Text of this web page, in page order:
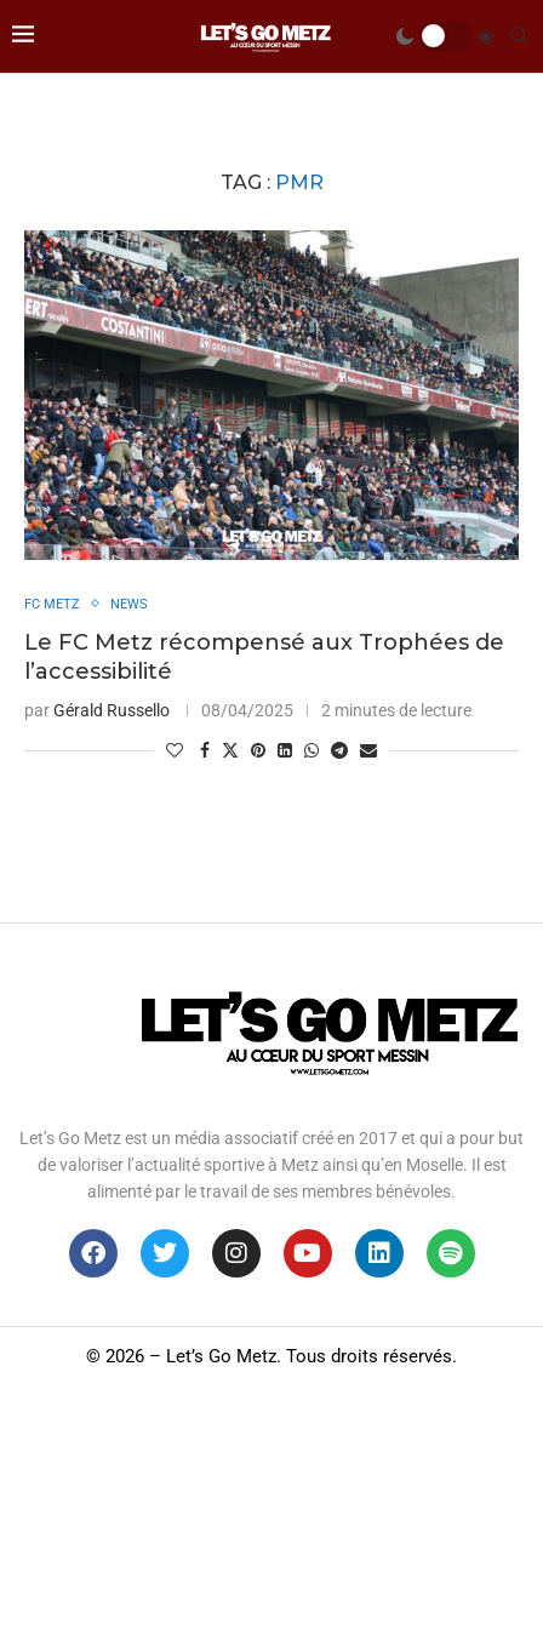
TAG : PMR
FC METZ NEWS
Le FC Metz récompensé aux Trophées de
l’accessibilité
parGérald Russello 08/04/2025 2 minutes de lecture
Let’s Go Metz est un média associatif créé en 2017 et qui a pour but
de valoriser l’actualité sportive à Metz ainsi qu’en Moselle. Il est
alimenté par le travail de ses membres bénévoles.
© 2026 – Let’s Go Metz. Tous droits réservés.